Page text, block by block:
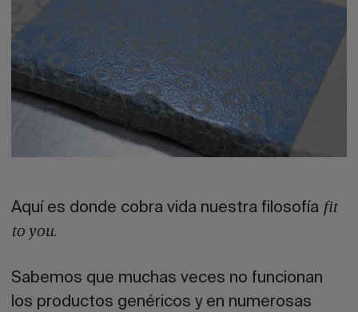
Aquí es donde cobra vida nuestra filosofía fit
to you.
Sabemos que muchas veces no funcionan
los productos genéricos y en numerosas